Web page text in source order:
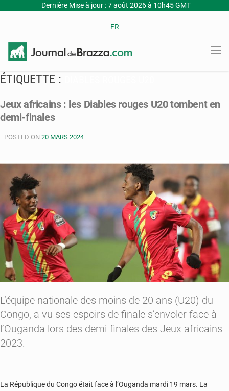
Dernière Mise à jour : 7 août 2026 à 10h45 GMT
FR
ÉTIQUETTE :
Jeux africains : les Diables rouges U20 tombent en
demi-finales
POSTED ON 20 MARS 2024
L’équipe nationale des moins de 20 ans (U20) du
Congo, a vu ses espoirs de finale s’envoler face à
l’Ouganda lors des demi-finales des Jeux africains
2023.
La République du Congo était face à l’Ouganda mardi 19 mars. La